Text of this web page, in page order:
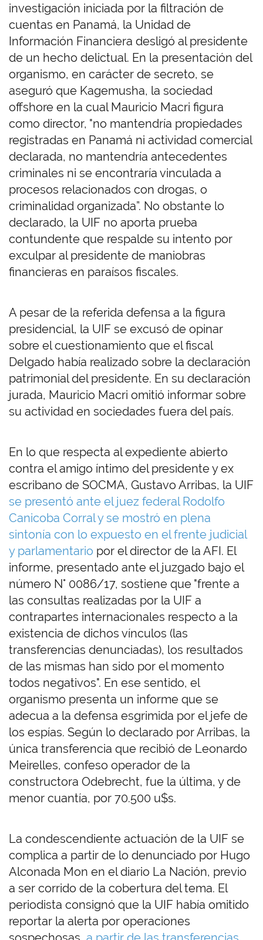
investigación iniciada por la filtración de
cuentas en Panamá, la Unidad de
Información Financiera desligó al presidente
de un hecho delictual. En la presentación del
organismo, en carácter de secreto, se
aseguró que Kagemusha, la sociedad
offshore en la cual Mauricio Macri figura
como director, "no mantendría propiedades
registradas en Panamá ni actividad comercial
declarada, no mantendría antecedentes
criminales ni se encontraría vinculada a
procesos relacionados con drogas, o
criminalidad organizada”. No obstante lo
declarado, la UIF no aporta prueba
contundente que respalde su intento por
exculpar al presidente de maniobras
financieras en paraísos fiscales.
A pesar de la referida defensa a la figura
presidencial, la UIF se excusó de opinar
sobre el cuestionamiento que el fiscal
Delgado había realizado sobre la declaración
patrimonial del presidente. En su declaración
jurada, Mauricio Macri omitió informar sobre
su actividad en sociedades fuera del país.
En lo que respecta al expediente abierto
contra el amigo íntimo del presidente y ex
escribano de SOCMA, Gustavo Arribas, la UIF
se presentó ante el juez federal Rodolfo
Canicoba Corral y se mostró en plena
sintonía con lo expuesto en el frente judicial
y parlamentario por el director de la AFI. El
informe, presentado ante el juzgado bajo el
número N° 0086/17, sostiene que "frente a
las consultas realizadas por la UIF a
contrapartes internacionales respecto a la
existencia de dichos vínculos (las
transferencias denunciadas), los resultados
de las mismas han sido por el momento
todos negativos". En ese sentido, el
organismo presenta un informe que se
adecua a la defensa esgrimida por el jefe de
los espías. Según lo declarado por Arribas, la
única transferencia que recibió de Leonardo
Meirelles, confeso operador de la
constructora Odebrecht, fue la última, y de
menor cuantía, por 70.500 u$s.
La condescendiente actuación de la UIF se
complica a partir de lo denunciado por Hugo
Alconada Mon en el diario La Nación, previo
a ser corrido de la cobertura del tema. El
periodista consignó que la UIF había omitido
reportar la alerta por operaciones